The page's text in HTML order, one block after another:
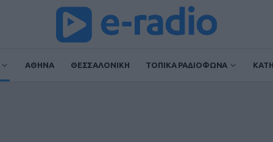
ΑΘΗΝΑ ΘΕΣΣΑΛΟΝΙΚΗ ΤΟΠΙΚΑ ΡΑΔΙΟΦΩΝΑ